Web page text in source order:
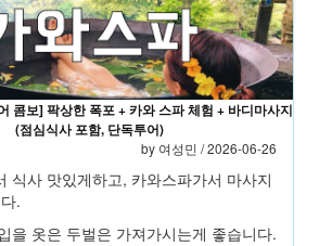
콤보] 팍상한 폭포 + 카와 스파 체험 + 바디마사지
(점심식사 포함, 단독투어)
by 여성민 / 2026-06-26
식사 맛있게하고, 카와스파가서 마사지
.
을 옷은 두벌은 가져가시는게 좋습니다.